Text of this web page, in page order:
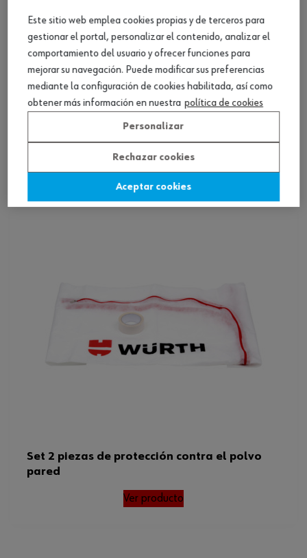
Ver producto
Set 2 piezas de protección contra el polvo
pared
Ver producto
Este sitio web emplea cookies propias y de terceros para
gestionar el portal, personalizar el contenido, analizar el
comportamiento del usuario y ofrecer funciones para
mejorar su navegación. Puede modificar sus preferencias
mediante la configuración de cookies habilitada, así como
obtener más información en nuestra política de cookies
Personalizar
Rechazar cookies
Aceptar cookies